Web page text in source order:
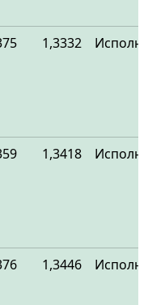
1,3332
1,3418
1,3446